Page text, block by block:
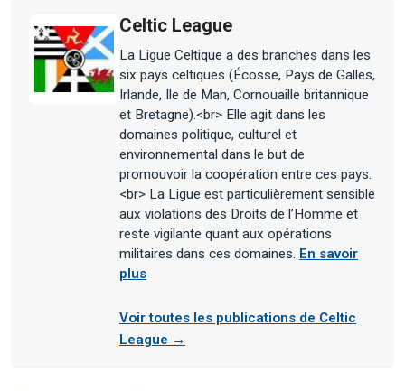
Celtic League
La Ligue Celtique a des branches dans les
six pays celtiques (Écosse, Pays de Galles,
Irlande, Ile de Man, Cornouaille britannique
et Bretagne).<br> Elle agit dans les
domaines politique, culturel et
environnemental dans le but de
promouvoir la coopération entre ces pays.
<br> La Ligue est particulièrement sensible
aux violations des Droits de l’Homme et
reste vigilante quant aux opérations
militaires dans ces domaines. En savoir
plus
Voir toutes les publications de Celtic
League →